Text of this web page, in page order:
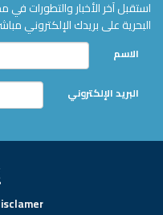
استقبل آخر الأخبار والتطورات
البحرية على بريدك الإلكتروني
الاسم
البريد الإلكتروني